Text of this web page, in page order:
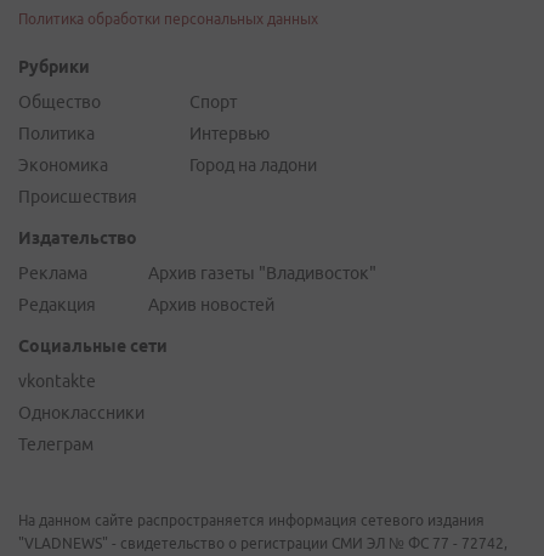
Политика обработки персональных данных
Рубрики
Общество
Политика
Экономика
Происшествия
Спорт
Интервью
Город на ладони
Издательство
Реклама
Редакция
Архив газеты "Владивосток"
Архив новостей
Социальные сети
vkontakte
Одноклассники
Телеграм
На данном сайте распространяется информация сетевого издания
"VLADNEWS" - свидетельство о регистрации СМИ ЭЛ № ФС 77 - 72742,